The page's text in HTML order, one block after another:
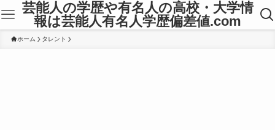
芸能人の学歴や有名人の高校・大学情
報は芸能人有名人学歴偏差値.com
ホーム タレント